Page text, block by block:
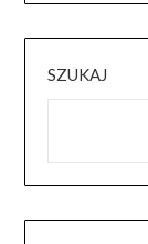
SZUKAJ